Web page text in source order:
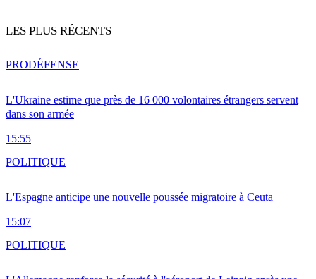
LES PLUS RÉCENTS
L'Ukraine estime que près de 16 000 volontaires étrangers servent
dans son armée
15:55
PRODÉFENSE
L'Espagne anticipe une nouvelle poussée migratoire à Ceuta
15:07
POLITIQUE
POLITIQUE